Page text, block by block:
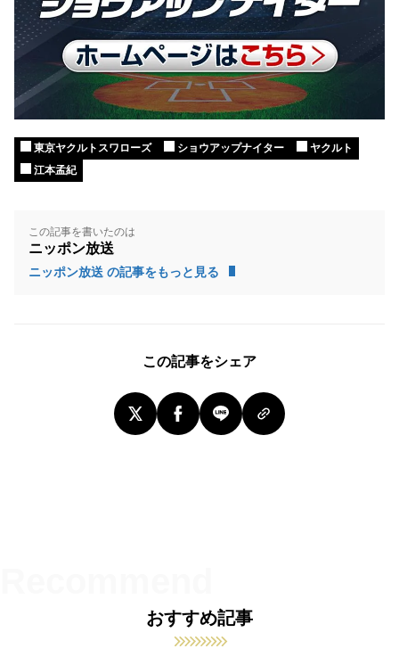
東京ヤクルトスワローズ ショウアップナイター
ヤクルト
江本孟紀
この記事を書いたのは
ニッポン放送
ニッポン放送 の記事をもっと見る
この記事をシェア
おすすめ記事